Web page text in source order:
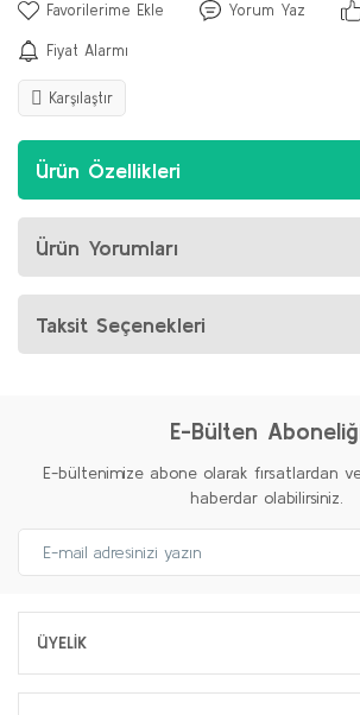
Yorum Yaz
Fiyat Alarmı
Karşılaştır
Ürün Özellikleri
Ürün Yorumları
Taksit Seçenekleri
E-Bülten
E-bültenimize abone olarak fırsatlardan
haberdar olabilirsiniz.
ÜYELİK